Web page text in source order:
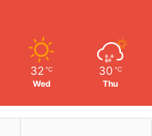
32 ℃
Wed
30 ℃
Thu